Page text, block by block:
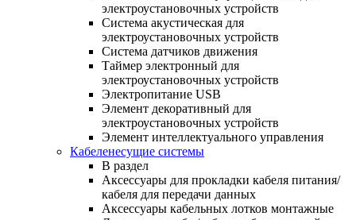
электроустановочных устройств
Система акустическая для
электроустановочных устройств
Система датчиков движения
Таймер электронный для
электроустановочных устройств
Электропитание USB
Элемент декоративный для
электроустановочных устройств
Элемент интеллектуального управления
Кабеленесущие системы
В раздел
Аксессуары для прокладки кабеля питания/
кабеля для передачи данных
Аксессуары кабельных лотков монтажные